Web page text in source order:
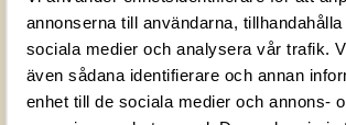
annonserna till användarna,
sociala medier och analysera vår trafik.
även sådana identifierare och annan
enhet till de sociala medier och annons-
Föremålsnummer
120497_HST
Mediatyp
image/jpeg
ID‑nummer
a387f1f8-7ec4-